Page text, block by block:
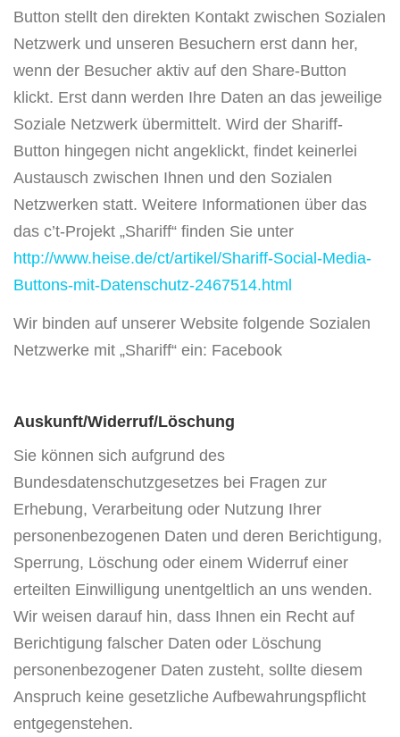
Button stellt den direkten Kontakt zwischen Sozialen
Netzwerk und unseren Besuchern erst dann her,
wenn der Besucher aktiv auf den Share-Button
klickt. Erst dann werden Ihre Daten an das jeweilige
Soziale Netzwerk übermittelt. Wird der Shariff-
Button hingegen nicht angeklickt, findet keinerlei
Austausch zwischen Ihnen und den Sozialen
Netzwerken statt. Weitere Informationen über das
das c’t-Projekt „Shariff“ finden Sie unter
http://www.heise.de/ct/artikel/Shariff-Social-Media-
Buttons-mit-Datenschutz-2467514.html
Wir binden auf unserer Website folgende Sozialen
Netzwerke mit „Shariff“ ein: Facebook
Auskunft/Widerruf/Löschung
Sie können sich aufgrund des
Bundesdatenschutzgesetzes bei Fragen zur
Erhebung, Verarbeitung oder Nutzung Ihrer
personenbezogenen Daten und deren Berichtigung,
Sperrung, Löschung oder einem Widerruf einer
erteilten Einwilligung unentgeltlich an uns wenden.
Wir weisen darauf hin, dass Ihnen ein Recht auf
Berichtigung falscher Daten oder Löschung
personenbezogener Daten zusteht, sollte diesem
Anspruch keine gesetzliche Aufbewahrungspflicht
entgegenstehen.